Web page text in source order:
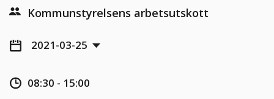
Kommunstyrelsens arbetsutskott
2021-03-25
08:30 - 15:00